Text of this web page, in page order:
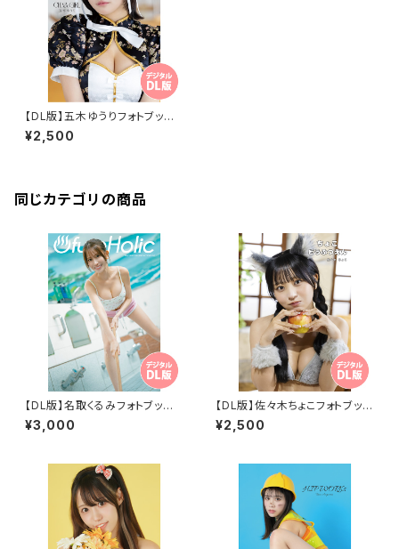
【DL版】五木ゆうりフォトブック
『CHINA GIRL』
¥2,500
同じカテゴリの商品
【DL版】名取くるみフォトブック
『OfuroHolic』
¥3,000
【DL版】佐々木ちょこフォトブック
『ちょこどうぶつえん』
¥2,500